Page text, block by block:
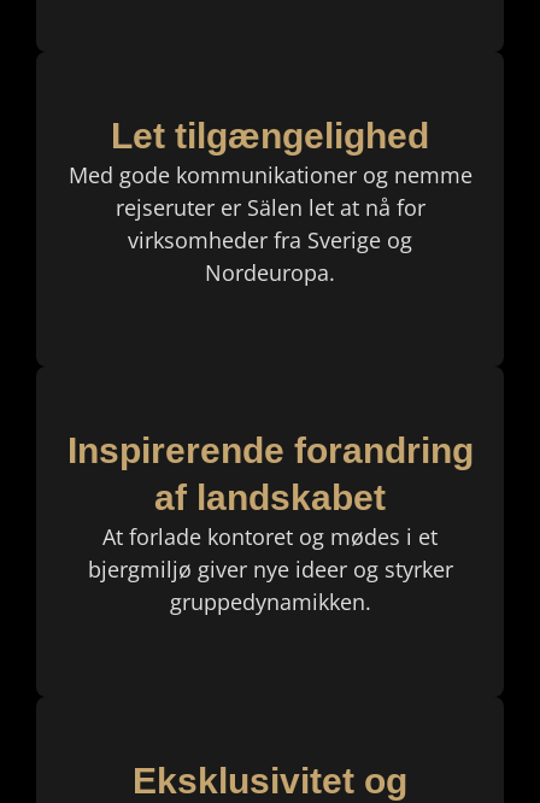
Let tilgængelighed
Med gode kommunikationer og nemme
rejseruter er Sälen let at nå for
virksomheder fra Sverige og
Nordeuropa.
Inspirerende forandring
af landskabet
At forlade kontoret og mødes i et
bjergmiljø giver nye ideer og styrker
gruppedynamikken.
Eksklusivitet og